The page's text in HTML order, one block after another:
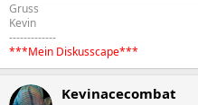
Gruss
Kevin
-------------
***Mein Diskusscape***
Kevinacecombat